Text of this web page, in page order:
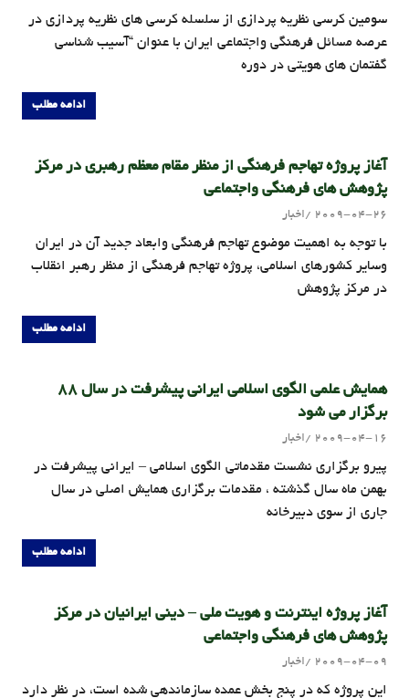
سومين کرسی نظریه پردازی از سلسله کرسی های نظریه پردازی در
عرصه مسائل فرهنگی واجتماعی ايران با عنوان “آسیب شناسی
گفتمان های هویتی در دوره
ادامه مطلب
آغاز پروژه تهاجم فرهنگی از منظر مقام معظم رهبری در مرکز
پژوهش های فرهنگی واجتماعی
2009-04-26
admin
اخبار
با توجه به اهمیت موضوع تهاجم فرهنگی وابعاد جدید آن در ایران
وسایر کشورهای اسلامی، پروژه تهاجم فرهنگی از منظر رهبر انقلاب
در مرکز پژوهش
ادامه مطلب
همایش علمی الگوی اسلامی ایرانی پیشرفت در سال 88
برگزار می شود
2009-04-16
admin
اخبار
پیرو برگزاری نشست مقدماتی الگوی اسلامی – ایرانی پیشرفت در
بهمن ماه سال گذشته ، مقدمات برگزاری همایش اصلی در سال
جاری از سوی دبیرخانه
ادامه مطلب
آغاز پروژه اینترنت و هویت ملی – دینی ایرانیان در مرکز
پژوهش های فرهنگی واجتماعی
2009-04-09
admin
اخبار
این پروژه که در پنج بخش عمده سازماندهی شده است، در نظر دارد